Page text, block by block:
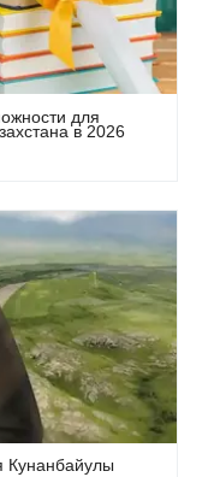
для
в 2026
Кунанбайулы